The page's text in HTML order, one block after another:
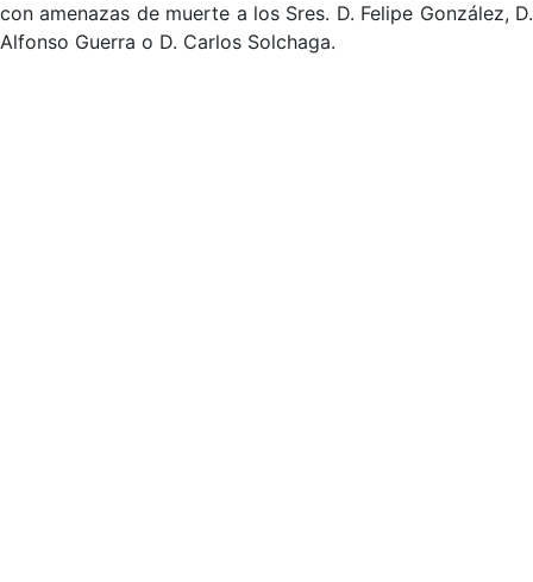
con amenazas de muerte a los Sres. D. Felipe González, D.
Alfonso Guerra o D. Carlos Solchaga.